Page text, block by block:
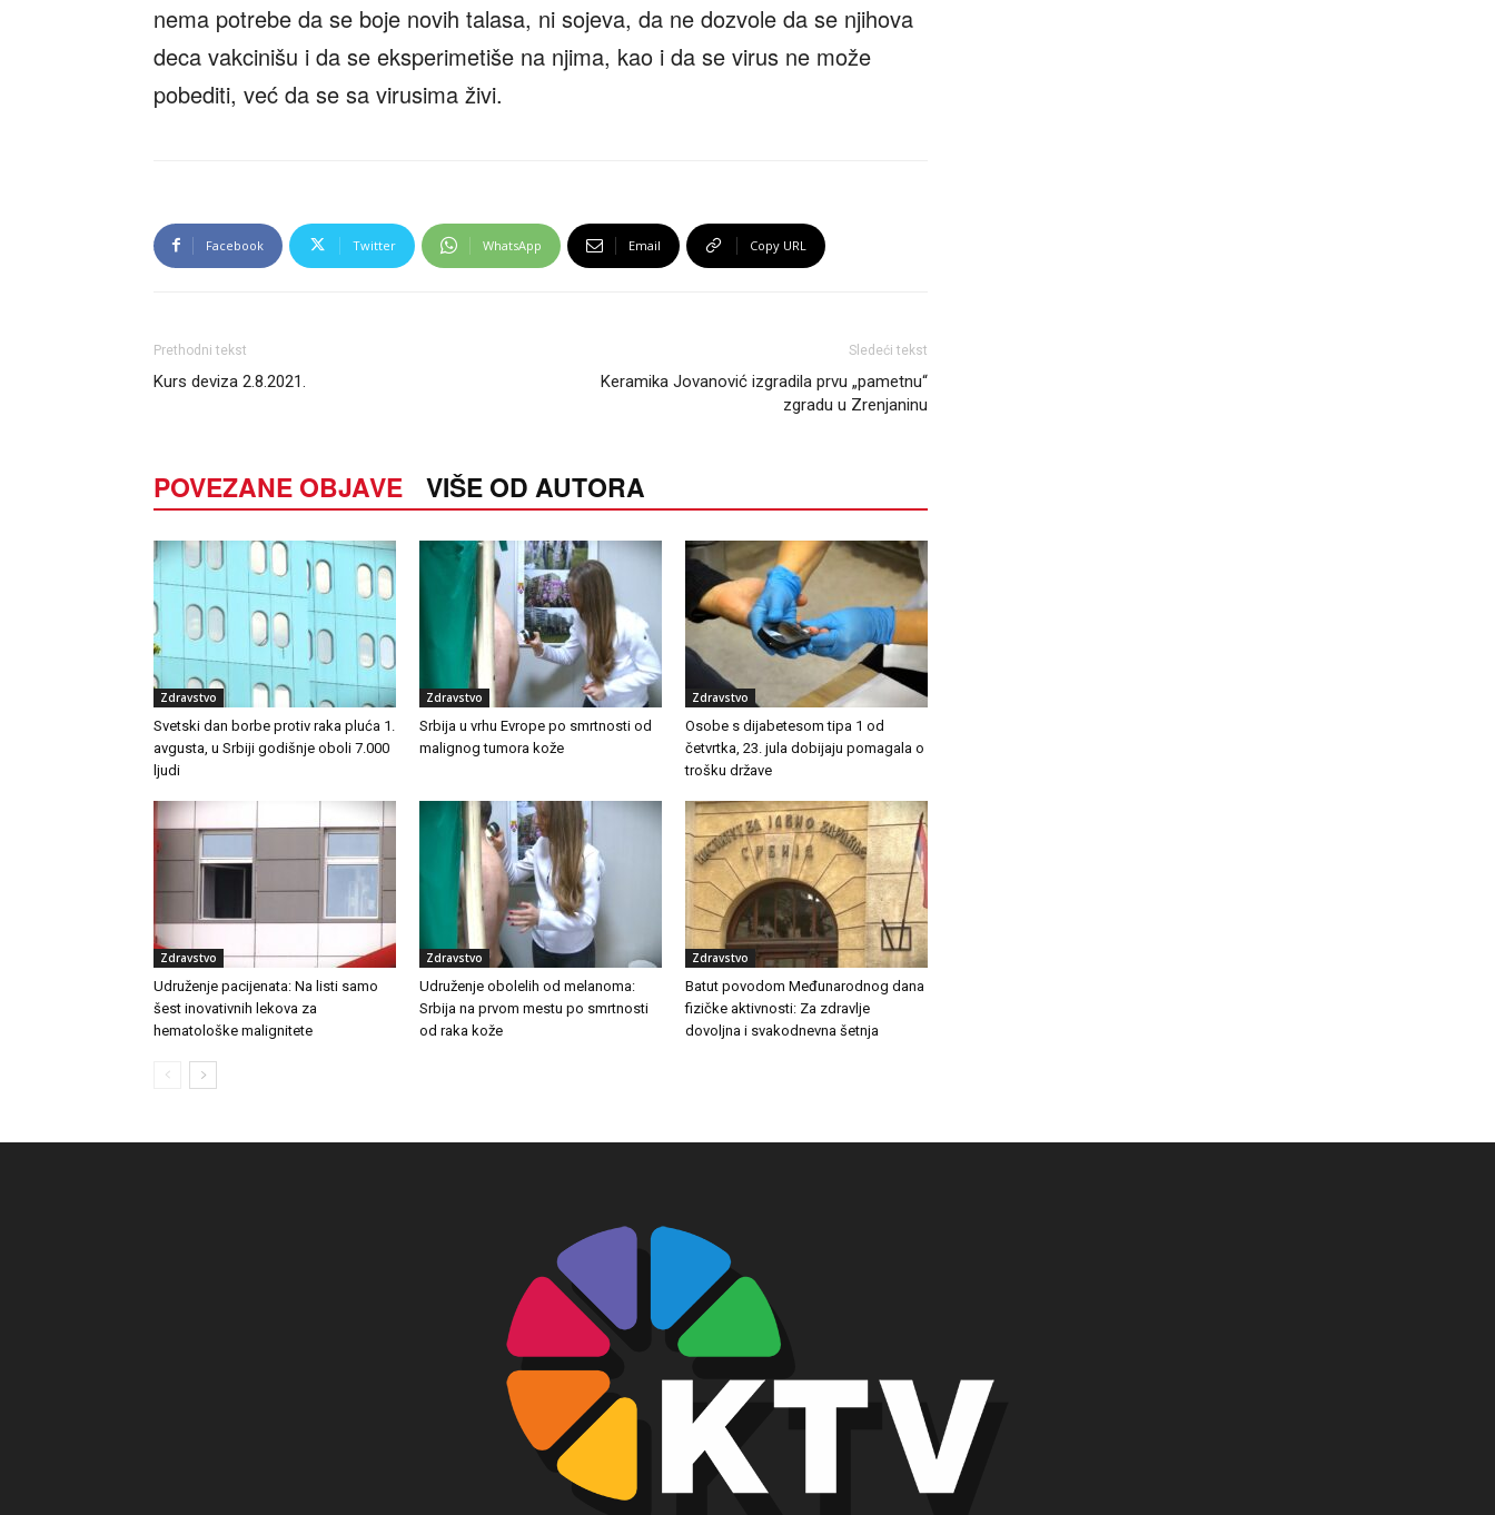
nema potrebe da se boje novih talasa, ni sojeva, da ne dozvole da se njihova
deca vakcinišu i da se eksperimetiše na njima, kao i da se virus ne može
pobediti, već da se sa virusima živi.
Facebook Twitter WhatsApp Email Copy URL
Prethodni tekst
Kurs deviza 2.8.2021.
Sledeći tekst
Keramika Jovanović izgradila prvu „pametnu“
zgradu u Zrenjaninu
POVEZANE OBJAVE VIŠE OD AUTORA
Zdravstvo
Svetski dan borbe protiv raka pluća 1.
avgusta, u Srbiji godišnje oboli 7.000
ljudi
Zdravstvo
Srbija u vrhu Evrope po smrtnosti od
malignog tumora kože
Zdravstvo
Osobe s dijabetesom tipa 1 od
četvrtka, 23. jula dobijaju pomagala o
trošku države
Zdravstvo
Udruženje pacijenata: Na listi samo
šest inovativnih lekova za
hematološke malignitete
Zdravstvo
Udruženje obolelih od melanoma:
Srbija na prvom mestu po smrtnosti
od raka kože
Zdravstvo
Batut povodom Međunarodnog dana
fizičke aktivnosti: Za zdravlje
dovoljna i svakodnevna šetnja